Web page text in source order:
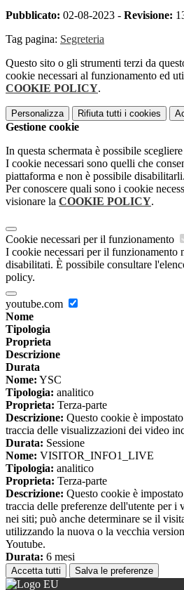
Pubblicato: 02-08-2023 - Revisione:
Tag pagina: Segreteria
Questo sito o gli strumenti terzi da
cookie necessari al funzionamento ed
COOKIE POLICY.
Personalizza Rifiuta tutti i cookies
Gestione cookie
In questa schermata è possibile
I cookie necessari sono quelli che
piattaforma e non è possibile disabilitarli.
Per conoscere quali sono i cookie
visionare la COOKIE POLICY.
Cookie necessari per il funzionamento
I cookie necessari per il funzionamento
disabilitati. È possibile consultare
policy.
youtube.com
Nome
Tipologia
Proprieta
Descrizione
Durata
Nome: YSC
Tipologia: analitico
Proprieta: Terza-parte
Descrizione: Questo cookie è
traccia delle visualizzazioni dei video
Durata: Sessione
Nome: VISITOR_INFO1_LIVE
Tipologia: analitico
Proprieta: Terza-parte
Descrizione: Questo cookie è
traccia delle preferenze dell'utente per i
nei siti; può anche determinare se il
utilizzando la nuova o la vecchia
Youtube.
Durata: 6 mesi
Accetta tutti Salva le preferenze